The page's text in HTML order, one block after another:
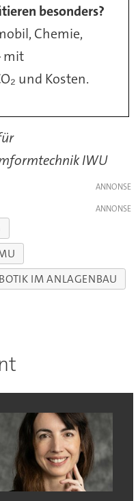
besonders?
Chemie,
mit
und Kosten.
IWU
IM ANLAGENBAU